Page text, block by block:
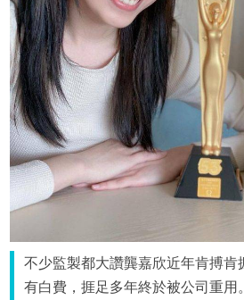
不少監製都大讚龔嘉欣近年肯搏肯
有白費，捱足多年終於被公司重用